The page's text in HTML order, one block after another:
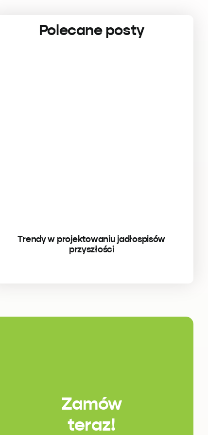
Polecane posty
Trendy w projektowaniu jadłospisów
przyszłości
Zamów
teraz!